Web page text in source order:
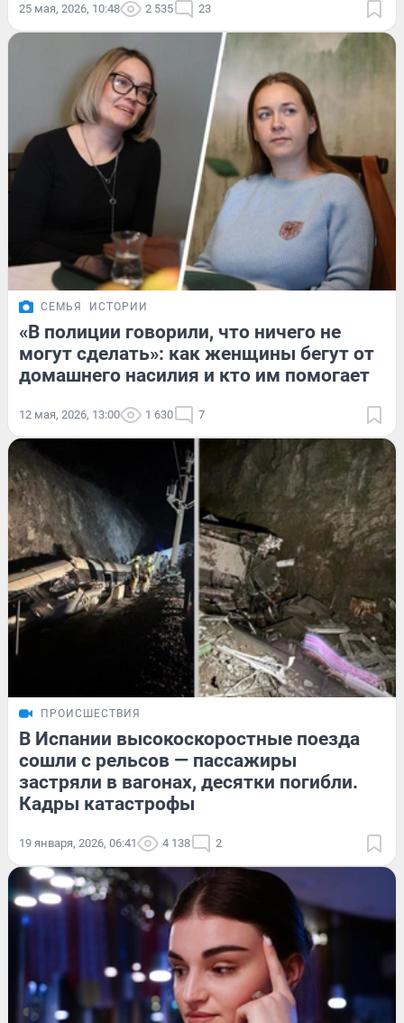
25 мая, 2026, 10:48 2 535 23
СЕМЬЯ ИСТОРИИ
«В полиции говорили, что ничего не
могут сделать»: как женщины бегут от
домашнего насилия и кто им помогает
12 мая, 2026, 13:00 1 630 7
ПРОИСШЕСТВИЯ
В Испании высокоскоростные поезда
сошли с рельсов — пассажиры
застряли в вагонах, десятки погибли.
Кадры катастрофы
19 января, 2026, 06:41 4 138 2